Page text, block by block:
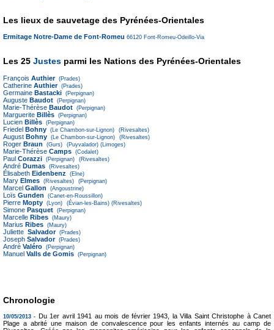
Les lieux de sauvetage des Pyrénées-Orientales
Ermitage Notre-Dame de Font-Romeu 66120 Font-Romeu-Odeillo-Via
Les 25 Justes parmi les Nations des Pyrénées-Orientales
François Authier (Prades)
Catherine Authier (Prades)
Germaine Bastacki (Perpignan)
Auguste Baudot (Perpignan)
Marie-Thérèse Baudot (Perpignan)
Marguerite Billès (Perpignan)
Lucien Billès (Perpignan)
Friedel Bohny (Le Chambon-sur-Lignon) (Rivesaltes)
August Bohny (Le Chambon-sur-Lignon) (Rivesaltes)
Roger Braun (Gurs) (Puyvalador) (Limoges)
Marie-Thérèse Camps (Codalet)
Paul Corazzi (Perpignan) (Rivesaltes)
André Dumas (Rivesaltes)
Élisabeth Eidenbenz (Elne)
Mary Elmes (Rivesaltes) (Perpignan)
Marcel Gallon (Angoustrine)
Loïs Gunden (Canet-en-Roussillon)
Pierre Mopty (Lyon) (Évian-les-Bains) (Rivesaltes)
Simone Pasquet (Perpignan)
Marcelle Ribes (Maury)
Marius Ribes (Maury)
Juliette Salvador (Prades)
Joseph Salvador (Prades)
André Valéro (Perpignan)
Manuel Valls de Gomis (Perpignan)
Chronologie
10/05/2013 - Du 1er avril 1941 au mois de février 1943, la Villa Saint Christophe à Canet
Plage a abrité une maison de convalescence pour les enfants internés au camp de